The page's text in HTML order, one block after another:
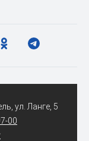
ул. Ланге, 5
00